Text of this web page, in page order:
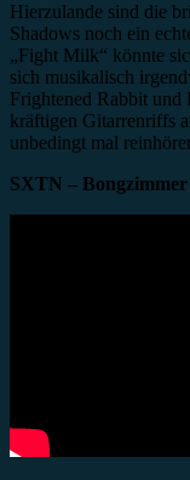
Hierzulande sind die
Shadows noch ein
„Fight Milk“ könnte
sich musikalisch
Frightened Rabbit und
kräftigen Gitarrenriffs
unbedingt mal
SXTN – Bongzimmer